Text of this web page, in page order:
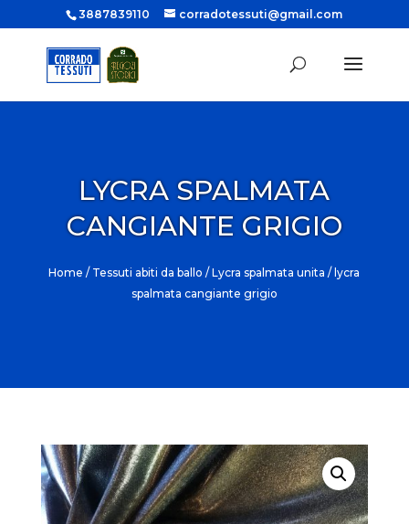
3887839110 corradotessuti@gmail.com
LYCRA SPALMATA
CANGIANTE GRIGIO
Home / Tessuti abiti da ballo /Lycra spalmata unita / lycra
spalmata cangiante grigio